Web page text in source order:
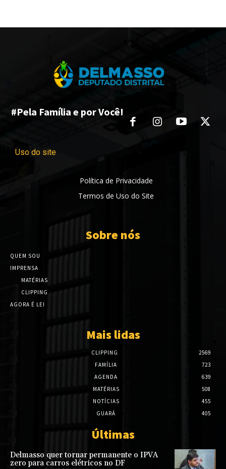
#Pela Família e por Você!
Uso do site
Política de Privacidade
Termos de Uso do Site
Sobre nós
QUEM SOU
IMPRENSA
MATÉRIAS
CLIPPING
AGORA É LEI
Mais lidas
CLIPPING
2569
FAMÍLIA
723
AGENDA
639
MATÉRIAS
508
NOTÍCIAS
455
GUARÁ
405
Últimas
Delmasso quer tornar permanente o IPVA
zero para carros elétricos no DF